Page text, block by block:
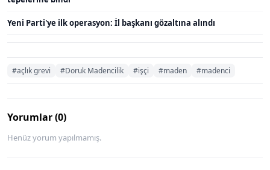
Yeni Parti'ye ilk operasyon: İl başkanı gözaltına alındı
#açlık grevi #Doruk Madencilik #işçi #maden #madenci
Yorumlar (0)
Henüz yorum yapılmamış.